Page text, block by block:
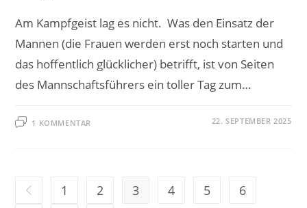
Am Kampfgeist lag es nicht. Was den Einsatz der
Mannen (die Frauen werden erst noch starten und
das hoffentlich glücklicher) betrifft, ist von Seiten
des Mannschaftsführers ein toller Tag zum…
1 KOMMENTAR 22. SEPTEMBER 2025
Zur vorherigen Seite
1 2 3 4 5
6